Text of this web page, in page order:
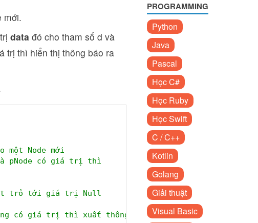
mới.
data đó cho tham số d và
trị thì hiển thị thông báo ra
một Node mới
pNode có giá trị thì
trỏ tới giá trị Null
có giá trị thì xuất thông tin
PROGRAMMING
Python
Java
Pascal
Học C#
Học Ruby
Học Swift
C / C++
Kotlin
Golang
Giải thuật
Visual Basic